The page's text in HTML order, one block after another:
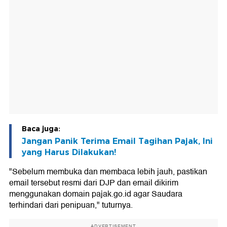
Baca juga:
Jangan Panik Terima Email Tagihan Pajak, Ini
yang Harus Dilakukan!
"Sebelum membuka dan membaca lebih jauh, pastikan
email tersebut resmi dari DJP dan email dikirim
menggunakan domain pajak.go.id agar Saudara
terhindari dari penipuan," tuturnya.